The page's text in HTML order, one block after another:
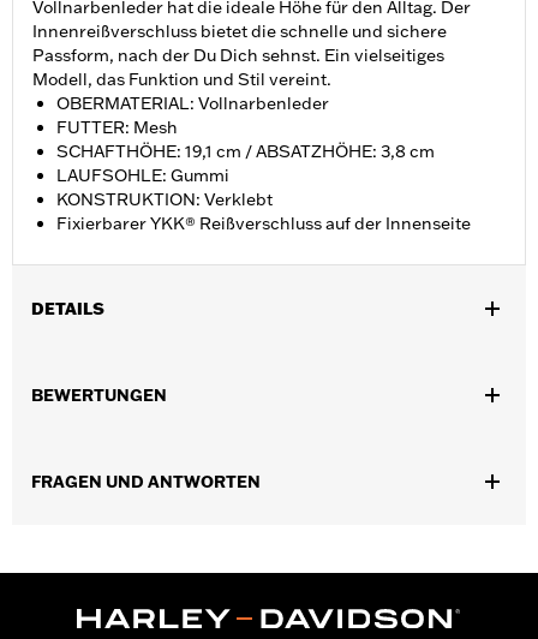
Vollnarbenleder hat die ideale Höhe für den Alltag. Der
Innenreißverschluss bietet die schnelle und sichere
Passform, nach der Du Dich sehnst. Ein vielseitiges
Modell, das Funktion und Stil vereint.
OBERMATERIAL: Vollnarbenleder
FUTTER: Mesh
SCHAFTHÖHE: 19,1 cm / ABSATZHÖHE: 3,8 cm
LAUFSOHLE: Gummi
KONSTRUKTION: Verklebt
Fixierbarer YKK® Reißverschluss auf der Innenseite
DETAILS
Funktionsmerkmale:
Herkunft:Importiert
BEWERTUNGEN
FRAGEN UND ANTWORTEN